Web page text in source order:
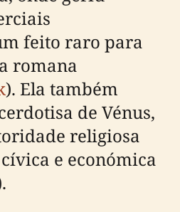
feito raro para
romana
). Ela também
de Vénus,
religiosa
e económica